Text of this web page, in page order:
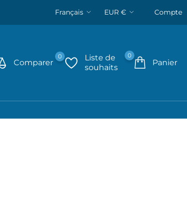
Français EUR € Compte
Comparer
0
Liste de
souhaits
0
Panier